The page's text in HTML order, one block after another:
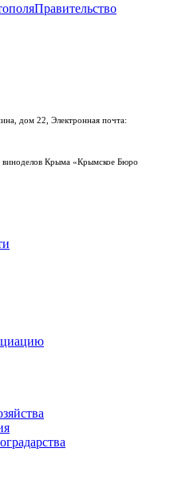
Правительство
дом 22, Электронная почта:
Крыма «Крымское Бюро